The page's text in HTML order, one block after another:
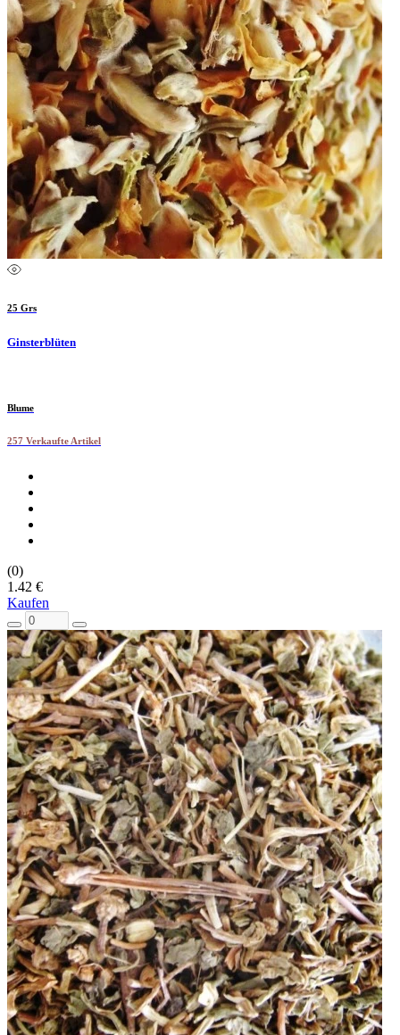
25 Grs
Ginsterblüten
Blume
257 Verkaufte Artikel
(0)
1.42 €
Kaufen